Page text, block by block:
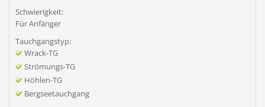
Schwierigkeit:
Für Anfänger
Tauchgangstyp:
Wrack-TG
Strömungs-TG
Höhlen-TG
Bergseetauchgang